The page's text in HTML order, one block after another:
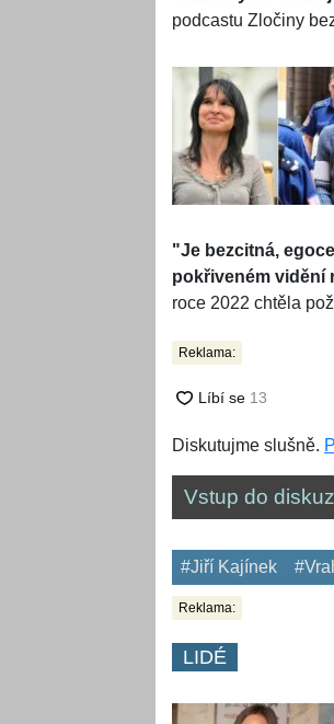
podcastu Zločiny
"Je bezcitná,
pokřiveném vidění
roce 2022 chtěla
Reklama:
Diskutujme slušně.
Vstup do
#Jiří Kajínek
Reklama:
LIDÉ